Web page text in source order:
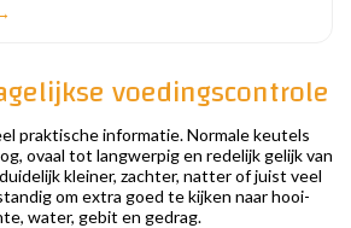
voedingscontrole
praktische informatie. Normale keutels
ovaal tot langwerpig en redelijk gelijk van
kleiner, zachter, natter of juist veel
om extra goed te kijken naar hooi-
water, gebit en gedrag.